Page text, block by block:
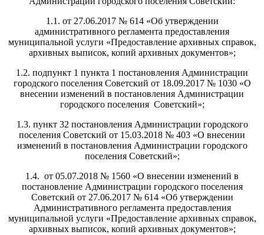
1.1. от 27.06.2017 № 614 «Об утверждении
административного регламента предоставления
муниципальной услуги «Предоставление архивных справок,
архивных выписок, копий архивных документов»;
1.2. подпункт 1 пункта 1 постановления Администрации
городского поселения Советский от 18.09.2017 № 1030 «О
внесении изменений в постановления Администрации
городского поселения Советский»;
1.3. пункт 32 постановления Администрации городского
поселения Советский от 15.03.2018 № 403 «О внесении
изменений в постановления Администрации городского
поселения Советский»;
1.4. от 05.07.2018 № 1560 «О внесении изменений в
постановление Администрации городского поселения
Советский от 27.06.2017 № 614 «Об утверждении
Административного регламента предоставления
муниципальной услуги «Предоставление архивных справок,
архивных выписок, копий архивных документов»;